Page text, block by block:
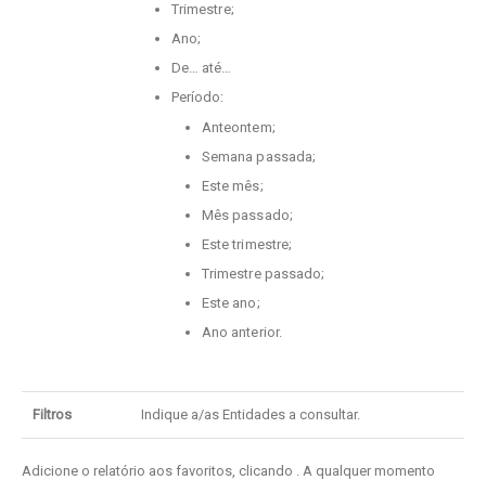
Trimestre;
Ano;
De… até…
Período:
Anteontem;
Semana passada;
Este mês;
Mês passado;
Este trimestre;
Trimestre passado;
Este ano;
Ano anterior.
Filtros Indique a/as Entidades a consultar.
Adicione o relatório aos favoritos, clicando . A qualquer momento